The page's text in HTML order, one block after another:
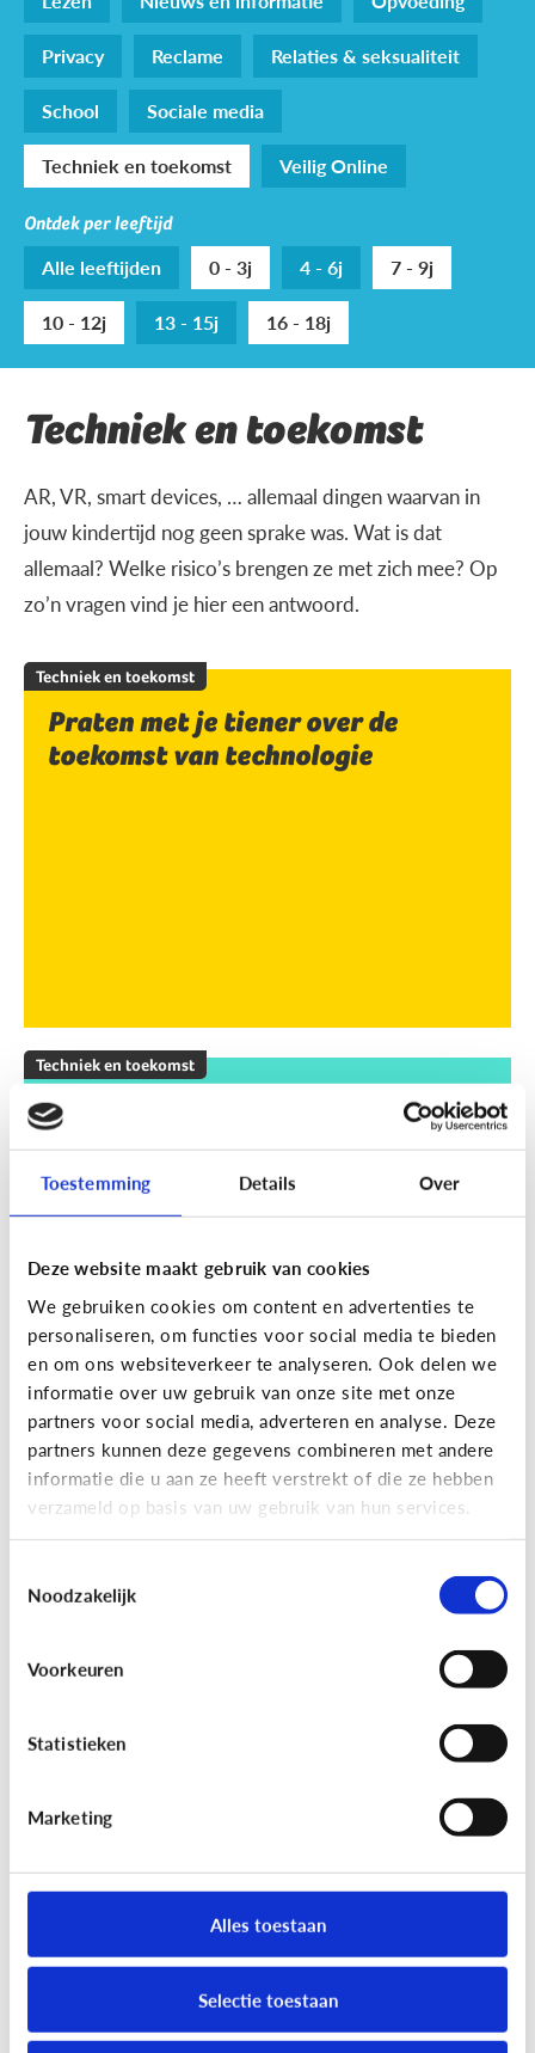
Toestemming Details Over
Deze website maakt gebruik van cookies
We gebruiken cookies om content en advertenties te
personaliseren, om functies voor social media te bieden
en om ons websiteverkeer te analyseren. Ook delen we
informatie over uw gebruik van onze site met onze
partners voor social media, adverteren en analyse. Deze
partners kunnen deze gegevens combineren met andere
informatie die u aan ze heeft verstrekt of die ze hebben
verzameld op basis van uw gebruik van hun services.
Noodzakelijk
Voorkeuren
Statistieken
Marketing
Alles toestaan
Selectie toestaan
Privacy
Reclame
Relaties & seksualiteit
School
Sociale media
Techniek en toekomst
Veilig Online
Ontdek per leeftijd
Alle leeftijden 0 - 3j 4 - 6j
7 - 9j
10 - 12j
13 - 15j 16 - 18j
Techniek en toekomst
AR, VR, smart devices, … allemaal dingen waarvan in
jouw kindertijd nog geen sprake was. Wat is dat
allemaal? Welke risico’s brengen ze met zich mee? Op
zo’n vragen vind je hier een antwoord.
Techniek en toekomst
Praten met je tiener over de
toekomst van technologie
Techniek en toekomst
Wat zijn smart devices?
Techniek en toekomst
Wat je moet weten over VR en AR
[Klik & Print]Slim speelgoed: waar
moet ik op letten?